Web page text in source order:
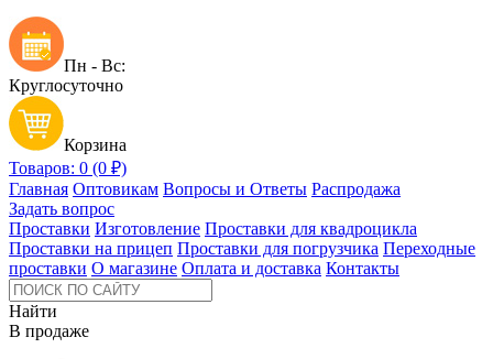
Пн - Вс:
Круглосуточно
Корзина
Товаров: 0 (0 ₽)
Главная Оптовикам Вопросы и Ответы Распродажа
Задать вопрос
Проставки Изготовление Проставки для квадроцикла
Проставки на прицеп Проставки для погрузчика Переходные
проставки О магазине Оплата и доставка Контакты
Найти
В продаже